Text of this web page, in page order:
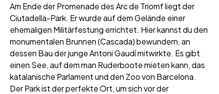
Am Ende der Promenade des Arc de Triomf liegt der
Ciutadella-Park. Er wurde auf dem Gelände einer
ehemaligen Militärfestung errichtet. Hier kannst du den
monumentalen Brunnen (Cascada) bewundern, an
dessen Bau der junge Antoni Gaudí mitwirkte. Es gibt
einen See, auf dem man Ruderboote mieten kann, das
katalanische Parlament und den Zoo von Barcelona.
Der Park ist der perfekte Ort, um sich vor der